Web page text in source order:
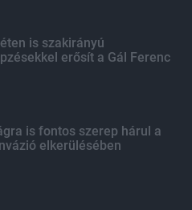
is szakirányú
erősít a Gál Ferenc
is fontos szerep hárul a
elkerülésében